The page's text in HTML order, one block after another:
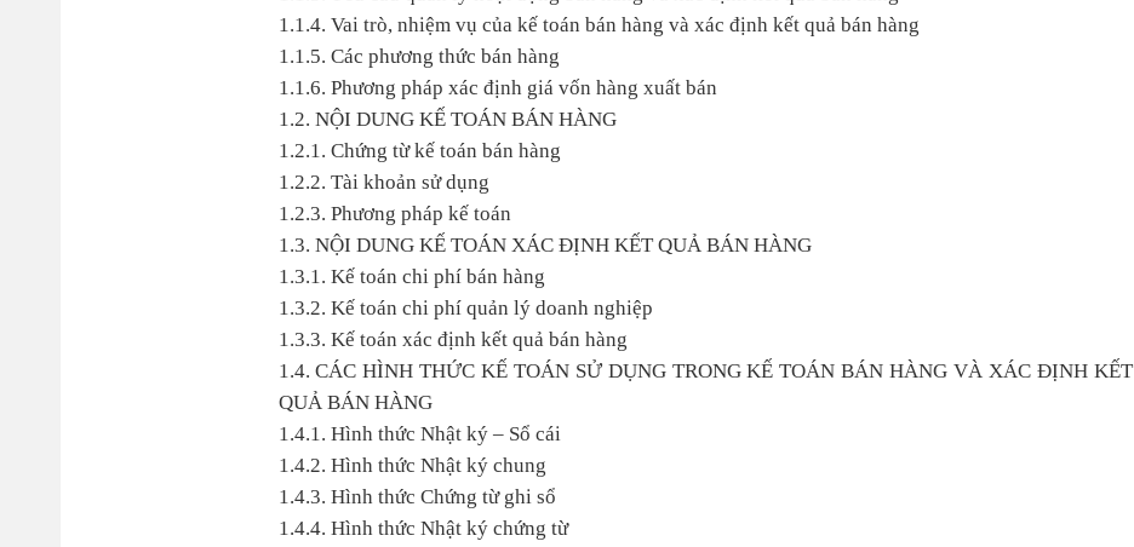
1.1.4. Vai trò, nhiệm vụ của kế toán bán hàng và xác định kết quả bán hàng
1.1.5. Các phương thức bán hàng
1.1.6. Phương pháp xác định giá vốn hàng xuất bán
1.2. NỘI DUNG KẾ TOÁN BÁN HÀNG
1.2.1. Chứng từ kế toán bán hàng
1.2.2. Tài khoản sử dụng
1.2.3. Phương pháp kế toán
1.3. NỘI DUNG KẾ TOÁN XÁC ĐỊNH KẾT QUẢ BÁN HÀNG
1.3.1. Kế toán chi phí bán hàng
1.3.2. Kế toán chi phí quản lý doanh nghiệp
1.3.3. Kế toán xác định kết quả bán hàng
1.4. CÁC HÌNH THỨC KẾ TOÁN SỬ DỤNG TRONG KẾ TOÁN BÁN HÀNG VÀ XÁC ĐỊNH KẾT
QUẢ BÁN HÀNG
1.4.1. Hình thức Nhật ký – Sổ cái
1.4.2. Hình thức Nhật ký chung
1.4.3. Hình thức Chứng từ ghi sổ
1.4.4. Hình thức Nhật ký chứng từ